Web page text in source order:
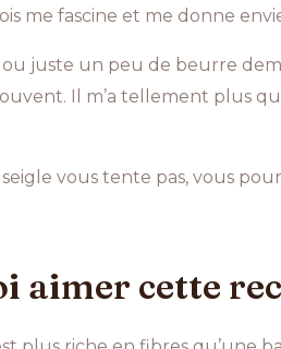
me fascine et me donne
ou juste un peu de beurre
Il m’a tellement plus
vous tente pas, vous
aimer cette